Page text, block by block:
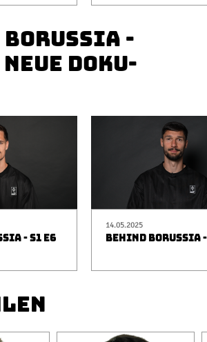
-
DOKU-
- S1 E6
14.05.2025
BEHIND BORUSSIA